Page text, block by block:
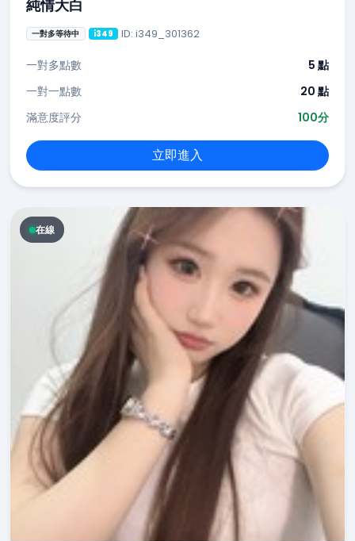
純情大白
一對多等待中 i349 ID: i349_301362
一對多點數
5 點
一對一點數
20 點
滿意度評分
100分
立即進入
在線